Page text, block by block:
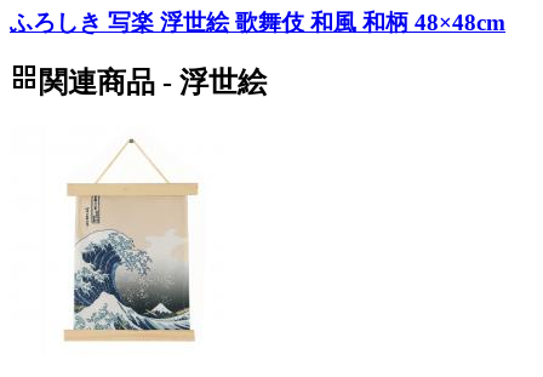
ふろしき 写楽 浮世絵 歌舞伎 和風 和柄 48×48cm
grid_view 関連商品 - 浮世絵